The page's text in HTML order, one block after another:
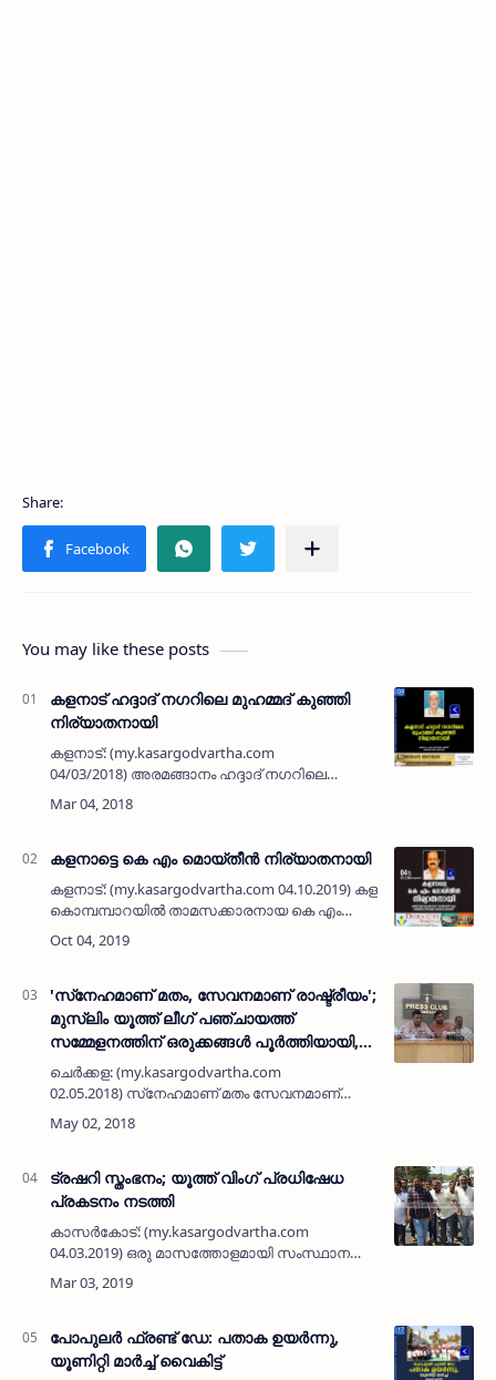
You may like these posts
കളനാട് ഹദ്ദാദ് നഗറിലെ മുഹമ്മദ് കുഞ്ഞി
നിര്യാതനായി
കളനാട്: (my.kasargodvartha.com
04/03/2018) അരമങ്ങാനം ഹദ്ദാദ് നഗറിലെ
മുഹമ്മദ് കുഞ്ഞി (71) നിര്യാതനായി. പരേതരായ
മുത്തലിബ് ഹാജി - ഖദീജ ദമ്പതികളുടെ മകനാണ്.
കളനാട്ടെ കെ എം മൊയ്തീന്‍ നിര്യാതനായി
കളനാട്: (my.kasargodvartha.com 04.10.2019) കളനാട്
കൊമ്പമ്പാറയില്‍ താമസക്കാരനായ കെ എം
മൊയ്തീന്‍ (65) നിര്യാതനായി. പരേതരായ
ഫക്രുദ്ദീന്‍ മേസ്ത്രി- സൈനബ് ബേര്‍ക്ക ദമ്പ…
'സ്‌നേഹമാണ് മതം, സേവനമാണ് രാഷ്ട്രീയം';
മുസ്ലിം യൂത്ത് ലീഗ് പഞ്ചായത്ത്
സമ്മേളനത്തിന് ഒരുക്കങ്ങള്‍ പൂര്‍ത്തിയായി,
ചെര്‍ക്കളം അബ്ദുല്ലയെയും സി.ടി അഹ്
മദലിയെയും ആദരിക്കും
ചെര്‍ക്കള: (my.kasargodvartha.com
02.05.2018) സ്‌നേഹമാണ് മതം സേവനമാണ്
രാഷ്ട്രീയം എന്ന പ്രമേയത്തില്‍ ചെങ്കള
പഞ്ചായത്ത് മുസ്ലിം യൂത്ത് ലീഗ് സമ്മേളനം
ട്രഷറി സ്തംഭനം; യൂത്ത് വിംഗ് പ്രധിഷേധ
പ്രകടനം നടത്തി
കാസര്‍കോട്: (my.kasargodvartha.com
04.03.2019) ഒരു മാസത്തോളമായി സംസ്ഥാനത്ത്
തുടരുന്ന ട്രഷറി നിയന്ത്രണം
പിന്‍വലിക്കാത്തതില്‍ പ്രതിഷേധിച്ച്
പോപുലര്‍ ഫ്രണ്ട് ഡേ: പതാക ഉയര്‍ന്നു,
യൂണിറ്റി മാര്‍ച്ച് വൈകിട്ട്